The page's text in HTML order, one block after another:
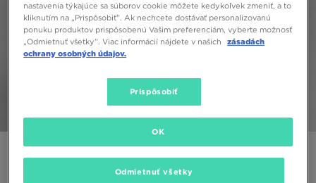
nastavenia týkajúce sa súborov cookie môžete kedykoľvek zmeniť, a to
kliknutím na „Prispôsobiť”. Ak nechcete dostávať personalizovanú
ponuku produktov prispôsobenú Vašim preferenciám, vyberte možnosť
„Odmietnuť všetky”. Viac informácií nájdete v našich
zásadách
ochrany osobných údajov.
Prispôsobiť
Odmietnuť všetky
OK